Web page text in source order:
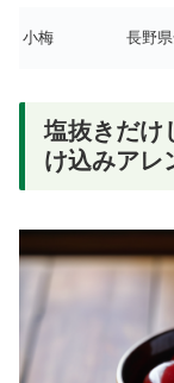
小梅 長野
塩抜きだけ
け込みアレ